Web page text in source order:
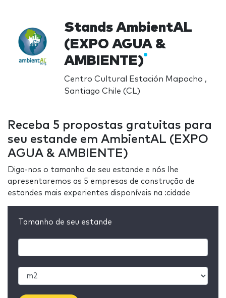
Stands AmbientAL
(EXPO AGUA &
AMBIENTE)
Centro Cultural Estación Mapocho ,
Santiago Chile (CL)
Receba 5 propostas gratuitas para
seu estande em AmbientAL (EXPO
AGUA & AMBIENTE)
Diga-nos o tamanho de seu estande e nós lhe
apresentaremos as 5 empresas de construção de
estandes mais experientes disponíveis na :cidade
Tamanho de seu estande